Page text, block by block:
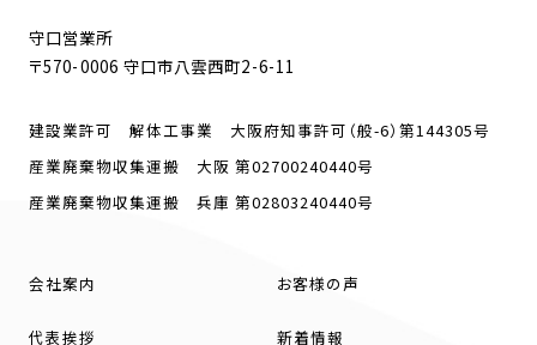
守口営業所
〒570-0006 守口市八雲西町2-6-11
建設業許可 解体工事業 大阪府知事許可（般-6）第144305号
産業廃棄物収集運搬 大阪 第02700240440号
産業廃棄物収集運搬 兵庫 第02803240440号
会社案内
代表挨拶
お客様の声
新着情報